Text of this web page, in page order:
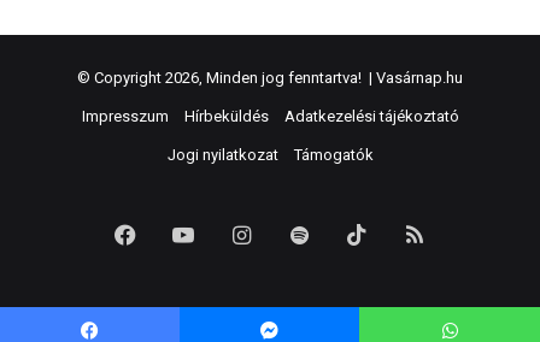
© Copyright 2026, Minden jog fenntartva! | Vasárnap.hu
Impresszum Hírbeküldés Adatkezelési tájékoztató
Jogi nyilatkozat Támogatók
FacebookYouTubeInstagram
Spotify TikTok